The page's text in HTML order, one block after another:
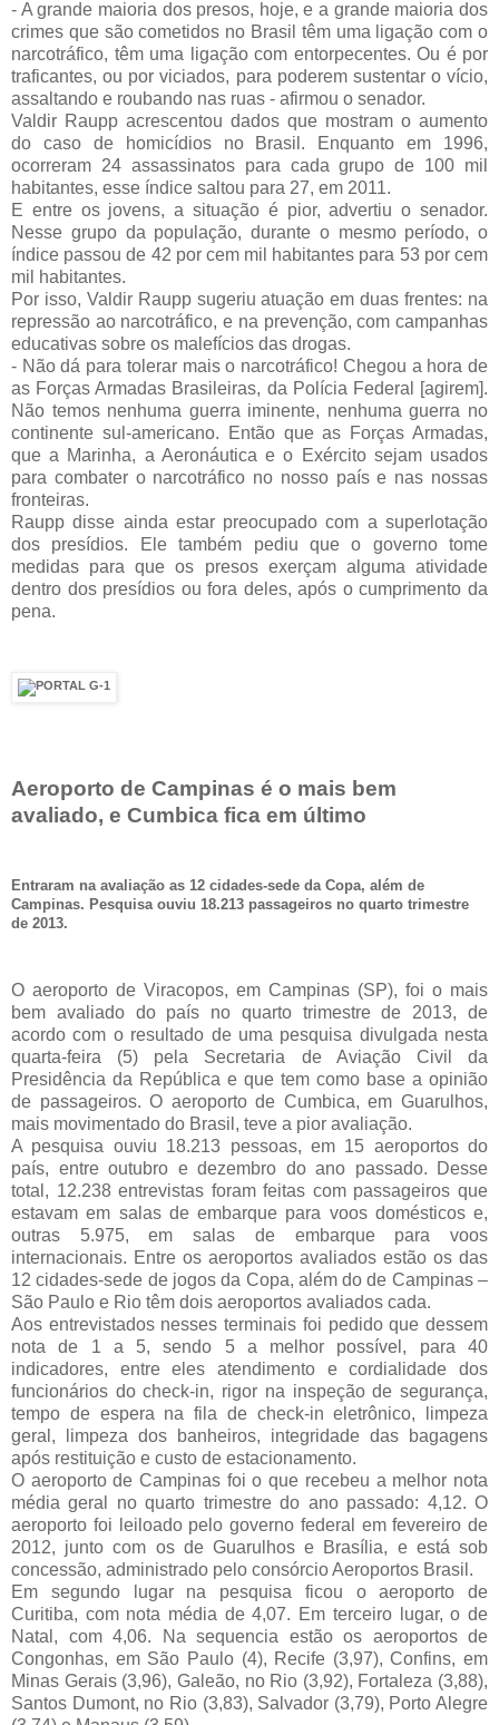
- A grande maioria dos presos, hoje, e a grande maioria dos
crimes que são cometidos no Brasil têm uma ligação com o
narcotráfico, têm uma ligação com entorpecentes. Ou é por
traficantes, ou por viciados, para poderem sustentar o vício,
assaltando e roubando nas ruas - afirmou o senador.
Valdir Raupp acrescentou dados que mostram o aumento
do caso de homicídios no Brasil. Enquanto em 1996,
ocorreram 24 assassinatos para cada grupo de 100 mil
habitantes, esse índice saltou para 27, em 2011.
E entre os jovens, a situação é pior, advertiu o senador.
Nesse grupo da população, durante o mesmo período, o
índice passou de 42 por cem mil habitantes para 53 por cem
mil habitantes.
Por isso, Valdir Raupp sugeriu atuação em duas frentes: na
repressão ao narcotráfico, e na prevenção, com campanhas
educativas sobre os malefícios das drogas.
- Não dá para tolerar mais o narcotráfico! Chegou a hora de
as Forças Armadas Brasileiras, da Polícia Federal [agirem].
Não temos nenhuma guerra iminente, nenhuma guerra no
continente sul-americano. Então que as Forças Armadas,
que a Marinha, a Aeronáutica e o Exército sejam usados
para combater o narcotráfico no nosso país e nas nossas
fronteiras.
Raupp disse ainda estar preocupado com a superlotação
dos presídios. Ele também pediu que o governo tome
medidas para que os presos exerçam alguma atividade
dentro dos presídios ou fora deles, após o cumprimento da
pena.
Aeroporto de Campinas é o mais bem
avaliado, e Cumbica fica em último
Entraram na avaliação as 12 cidades-sede da Copa, além de
Campinas. Pesquisa ouviu 18.213 passageiros no quarto trimestre
de 2013.
O aeroporto de Viracopos, em Campinas (SP), foi o mais
bem avaliado do país no quarto trimestre de 2013, de
acordo com o resultado de uma pesquisa divulgada nesta
quarta-feira (5) pela Secretaria de Aviação Civil da
Presidência da República e que tem como base a opinião
de passageiros. O aeroporto de Cumbica, em Guarulhos,
mais movimentado do Brasil, teve a pior avaliação.
A pesquisa ouviu 18.213 pessoas, em 15 aeroportos do
país, entre outubro e dezembro do ano passado. Desse
total, 12.238 entrevistas foram feitas com passageiros que
estavam em salas de embarque para voos domésticos e,
outras 5.975, em salas de embarque para voos
internacionais. Entre os aeroportos avaliados estão os das
12 cidades-sede de jogos da Copa, além do de Campinas –
São Paulo e Rio têm dois aeroportos avaliados cada.
Aos entrevistados nesses terminais foi pedido que dessem
nota de 1 a 5, sendo 5 a melhor possível, para 40
indicadores, entre eles atendimento e cordialidade dos
funcionários do check-in, rigor na inspeção de segurança,
tempo de espera na fila de check-in eletrônico, limpeza
geral, limpeza dos banheiros, integridade das bagagens
após restituição e custo de estacionamento.
O aeroporto de Campinas foi o que recebeu a melhor nota
média geral no quarto trimestre do ano passado: 4,12. O
aeroporto foi leiloado pelo governo federal em fevereiro de
2012, junto com os de Guarulhos e Brasília, e está sob
concessão, administrado pelo consórcio Aeroportos Brasil.
Em segundo lugar na pesquisa ficou o aeroporto de
Curitiba, com nota média de 4,07. Em terceiro lugar, o de
Natal, com 4,06. Na sequencia estão os aeroportos de
Congonhas, em São Paulo (4), Recife (3,97), Confins, em
Minas Gerais (3,96), Galeão, no Rio (3,92), Fortaleza (3,88),
Santos Dumont, no Rio (3,83), Salvador (3,79), Porto Alegre